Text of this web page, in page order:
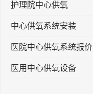
护理院中心供氧
中心供氧系统安装
医院中心供氧系统报价
医用中心供氧设备